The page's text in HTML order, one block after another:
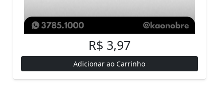
R$ 3,97
Adicionar ao Carrinho